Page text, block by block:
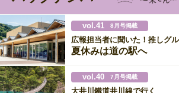
vol.41 8月号掲載
広報担当者に聞いた！推しグ
夏休みは道の駅へ
vol.40 7月号掲載
大井川鐵道井川線で行く